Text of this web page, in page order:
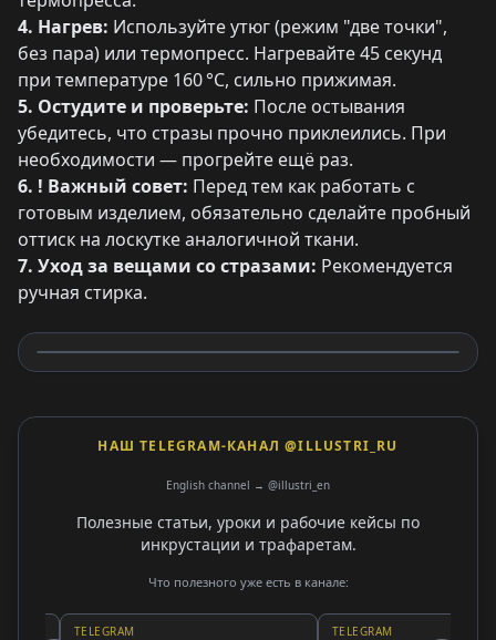
4. Нагрев: Используйте утюг (режим "две точки",
без пара) или термопресс. Нагревайте 45 секунд
при температуре 160 °C, сильно прижимая.
5. Остудите и проверьте: После остывания
убедитесь, что стразы прочно приклеились. При
необходимости — прогрейте ещё раз.
6. ! Важный совет: Перед тем как работать с
готовым изделием, обязательно сделайте пробный
оттиск на лоскутке аналогичной ткани.
7. Уход за вещами со стразами: Рекомендуется
ручная стирка.
НАШ TELEGRAM-КАНАЛ @ILLUSTRI_RU
English channel → @illustri_en
Полезные статьи, уроки и рабочие кейсы по
инкрустации и трафаретам.
Что полезного уже есть в канале:
TELEGRAM TELEGRAM